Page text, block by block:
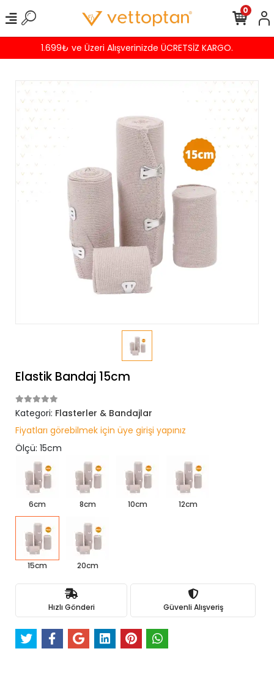
ve Üzeri Alışverinizde ÜCRETSİZ KARGO.
0
Elastik Bandaj 15cm
Kategori: Flasterler & Bandajlar
Fiyatları görebilmek için üye girişi yapınız
Ölçü: 15cm
6cm 8cm 10cm 12cm
15cm 20cm
Hızlı Gönderi Güvenli Alışveriş